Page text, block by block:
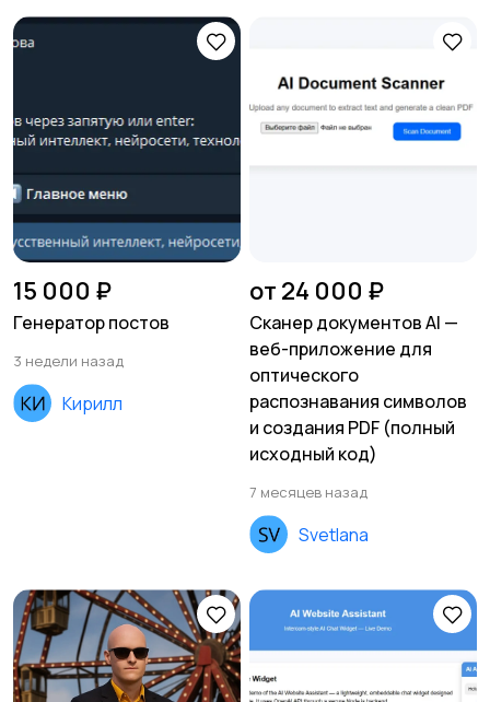
15 000 ₽
Генератор постов
3 недели назад
Кирилл
от 24 000 ₽
Сканер документов AI —
веб-приложение для
оптического
распознавания символов
и создания PDF (полный
исходный код)
7 месяцев назад
Svetlana